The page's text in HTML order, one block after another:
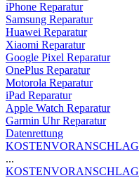
iPhone Reparatur
Samsung Reparatur
Huawei Reparatur
Xiaomi Reparatur
Google Pixel Reparatur
OnePlus Reparatur
Motorola Reparatur
iPad Reparatur
Apple Watch Reparatur
Garmin Uhr Reparatur
Datenrettung
KOSTENVORANSCHLAG
...
KOSTENVORANSCHLAG